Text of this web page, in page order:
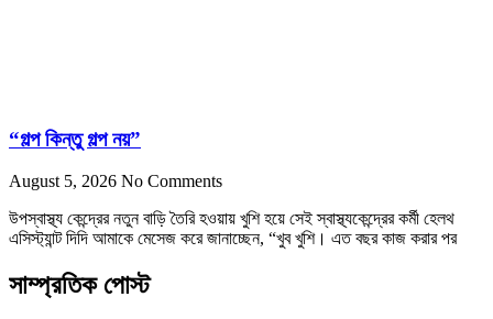
“গল্প কিন্তু গল্প নয়”
August 5, 2026 No Comments
উপস্বাস্থ্য কেন্দ্রের নতুন বাড়ি তৈরি হওয়ায় খুশি হয়ে সেই স্বাস্থ্যকেন্দ্রের কর্মী হেলথ
এসিস্ট্যান্ট দিদি আমাকে মেসেজ করে জানাচ্ছেন, “খুব খুশি। এত বছর কাজ করার পর
সাম্প্রতিক পোস্ট